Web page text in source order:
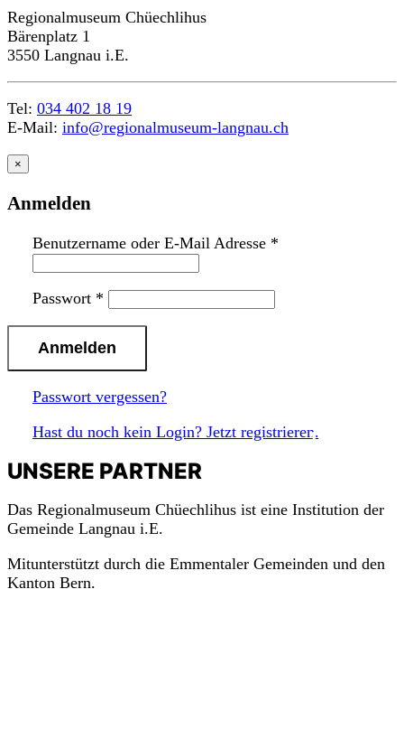
m
a
c
h
Regionalmuseum Chüechlihus
Bärenplatz 1
3550 Langnau i.E.
Tel: 034 402 18 19
E-Mail: info@regionalmuseum-langnau.ch
×
Anmelden
Benutzername oder E-Mail Adresse *
Passwort *
Passwort vergessen?
Hast du noch kein Login? Jetzt registrieren.
UNSERE PARTNER
Das Regionalmuseum Chüechlihus ist eine Institution der
Gemeinde Langnau i.E.
Mitunterstützt durch die Emmentaler Gemeinden und den
Kanton Bern.